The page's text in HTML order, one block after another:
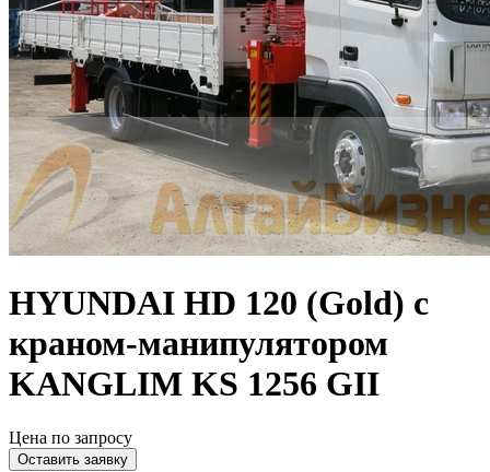
HYUNDAI HD 120 (Gold) c
краном-манипулятором
KANGLIM KS 1256 GII
Цена по запросу
Оставить заявку